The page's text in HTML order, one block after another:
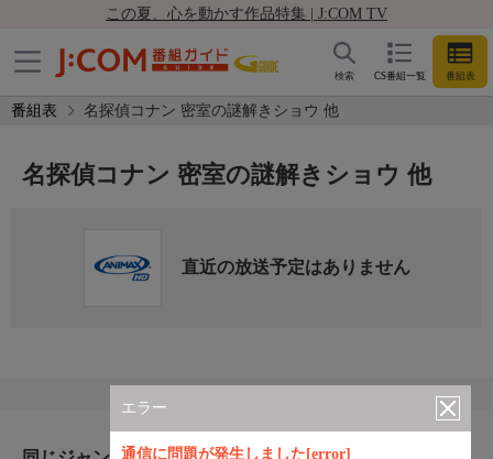
この夏、心を動かす作品特集 | J:COM TV
CS番組一覧 番組表
検索
番組表 名探偵コナン 密室の謎解きショウ 他
エラー
通信に問題が発生しました[error]
名探偵コナン 密室の謎解きショウ 他
直近の放送予定はありません